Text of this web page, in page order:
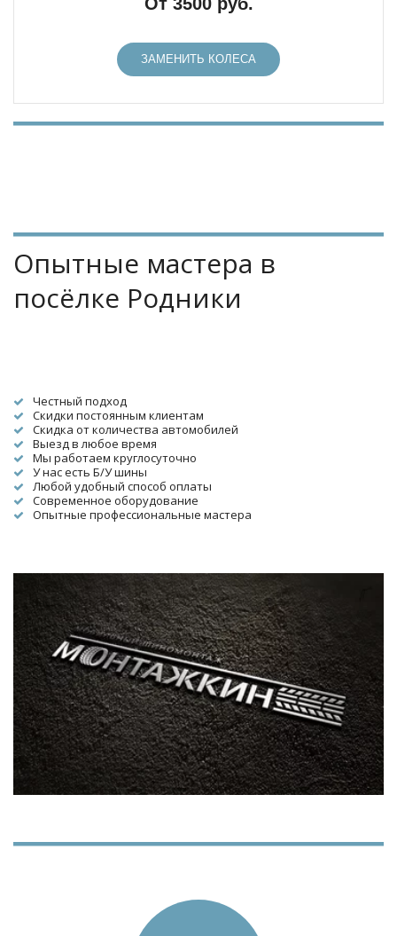
ЗАМЕНИТЬ КОЛЕСА
Опытные мастера в
посёлке Родники
Честный подход
Скидки постоянным клиентам
Скидка от количества автомобилей
Выезд в любое время
Мы работаем круглосуточно
У нас есть Б/У шины
Любой удобный способ оплаты
Современное оборудование
Опытные профессиональные мастера